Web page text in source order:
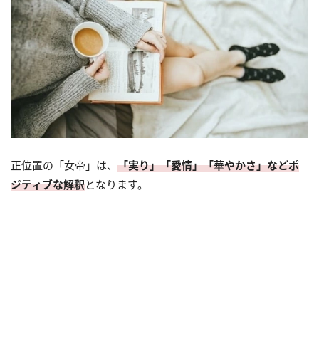
正位置の「女帝」は、 「実り」「愛情」「華やかさ」などポ
ジティブな解釈となります。